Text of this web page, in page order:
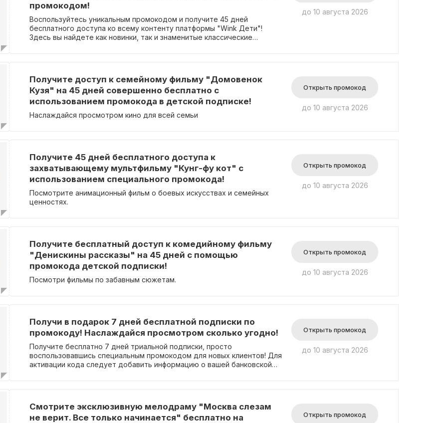
промокодом!
Воспользуйтесь уникальным промокодом и получите 45 дней
бесплатного доступа ко всему контенту платформы "Wink Дети"!
Здесь вы найдете как новинки, так и знаменитые классические
до 10 августа 2026
Получите доступ к семейному фильму "Домовенок
Кузя" на 45 дней совершенно бесплатно с
использованием промокода в детской подписке!
Наслаждайся просмотром кино для всей семьи
Открыть промокод
до 10 августа 2026
Получите 45 дней бесплатного доступа к
захватывающему мультфильму "Кунг-фу кот" с
использованием специального промокода!
Посмотрите анимационный фильм о боевых искусствах и семейных
ценностях.
Открыть промокод
до 10 августа 2026
Получите бесплатный доступ к комедийному фильму
"Денискины рассказы" на 45 дней с помощью
промокода детской подписки!
Посмотри фильмы по забавным сюжетам.
Открыть промокод
до 10 августа 2026
Получи в подарок 7 дней бесплатной подписки по
промокоду! Наслаждайся просмотром сколько угодно!
Получите бесплатно 7 дней триальной подписки, просто
воспользовавшись специальным промокодом для новых клиентов! Для
активации кода следует добавить информацию о вашей банковской
Открыть промокод
до 10 августа 2026
Смотрите эксклюзивную мелодраму "Москва слезам
не верит. Все только начинается" бесплатно на
Открыть промокод